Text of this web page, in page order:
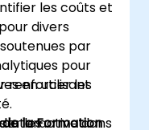
les coûts et
divers
pour
en utilisant
les
par
renforcer les
interactive dans
la Formation